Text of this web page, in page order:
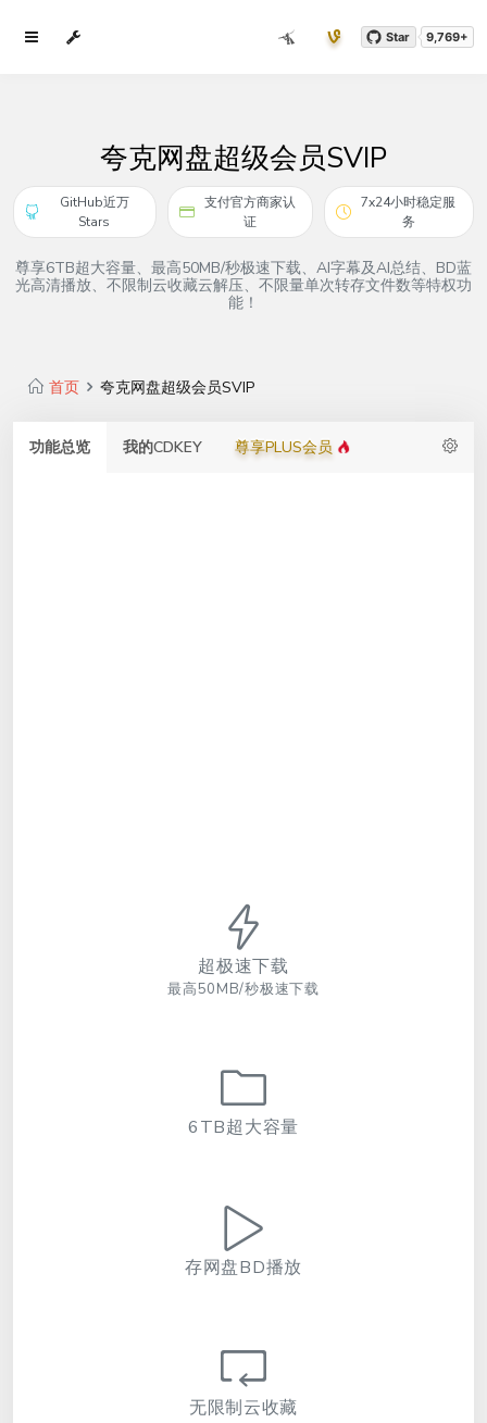
Star 9,769+
夸克网盘超级会员SVIP
GitHub近万
Stars
支付官方商家认
证
7x24小时稳定服
务
尊享6TB超大容量、最高50MB/秒极速下载、AI字幕及AI总结、BD蓝
光高清播放、不限制云收藏云解压、不限量单次转存文件数等特权功
能！
首页 夸克网盘超级会员SVIP
功能总览 我的CDKEY 尊享PLUS会员
超极速下载
最高50MB/秒极速下载
6TB超大容量
存网盘BD播放
无限制云收藏